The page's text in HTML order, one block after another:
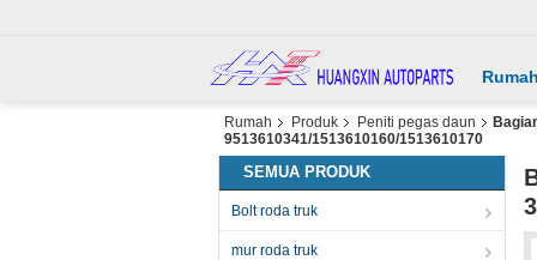
Rumah
Rumah Produk Peniti pegas daun
9513610341/1513610160/1513610170
SEMUA PRODUK
Bolt roda truk
mur roda truk